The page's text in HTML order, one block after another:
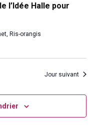
l’Idée Halle pour
Ris-orangis
Jour suivant